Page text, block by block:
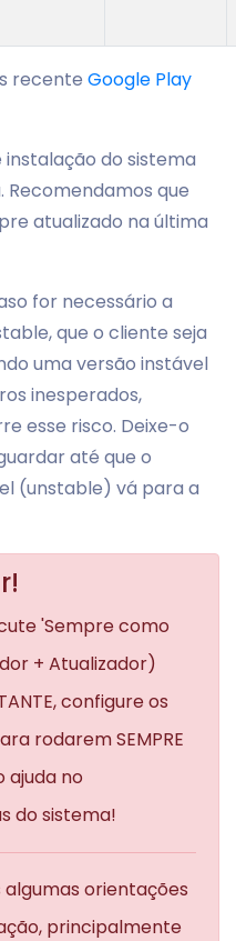
recente Google Play
do sistema
Recomendamos que
atualizado na última
for necessário a
que o cliente seja
uma versão instável
inesperados,
esse risco. Deixe-o
até que o
(unstable) vá para a
'Sempre como
+ Atualizador)
configure os
rodarem SEMPRE
ajuda no
do sistema!
orientações
principalmente